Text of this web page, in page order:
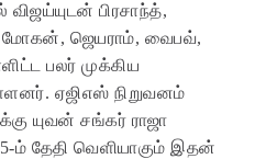
பிரசாந்த்,
மோகன், ஜெயராம், வைபவ்,
பலர் முக்கிய
ஏஜிஎஸ் நிறுவனம்
யுவன் சங்கர் ராஜா
ம் தேதி வெளியாகும் இதன்